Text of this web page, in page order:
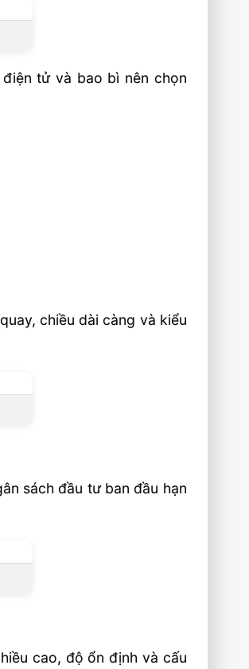
tử và bao bì nên chọn
chiều dài càng và kiểu
sách đầu tư ban đầu hạn
cao, độ ổn định và cấu